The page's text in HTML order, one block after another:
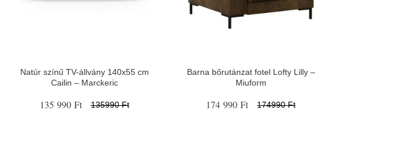
Natúr színű TV-állvány 140x55 cm
Cailin – Marckeric
135 990 Ft 135990 Ft
Barna bőrutánzat fotel Lofty Lilly –
Miuform
174 990 Ft 174990 Ft